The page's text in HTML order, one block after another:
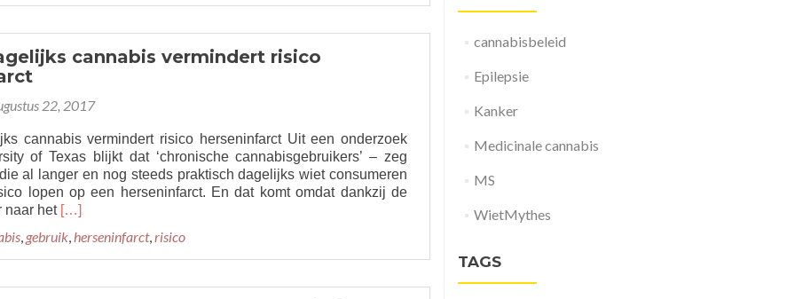
cannabis vermindert risico
22, 2017
cannabis vermindert risico herseninfarct Uit een onderzoek
of Texas blijkt dat ‘chronische cannabisgebruikers’ – zeg
al langer en nog steeds praktisch dagelijks wiet consumeren
lopen op een herseninfarct. En dat komt omdat dankzij de
naar het Read
about
Studie:
[…]
, gebruik,herseninfarct,risico
cannabisbeleid
Epilepsie
Kanker
Medicinale cannabis
MS
WietMythes
TAGS